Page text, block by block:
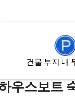
건물 부지 내
우스보트